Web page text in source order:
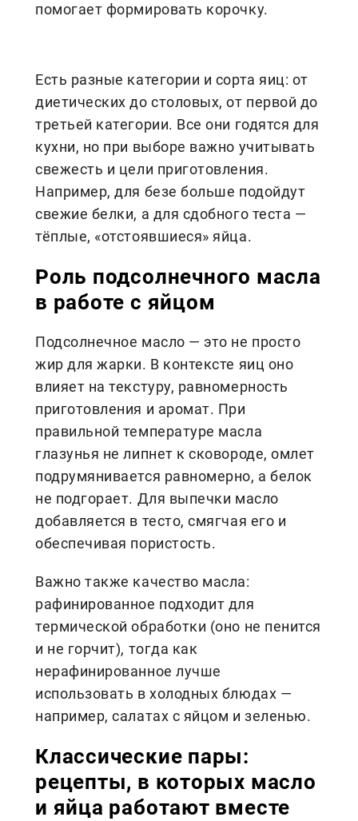
помогает формировать корочку.
Есть разные категории и сорта яиц: от
диетических до столовых, от первой до
третьей категории. Все они годятся для
кухни, но при выборе важно учитывать
свежесть и цели приготовления.
Например, для безе больше подойдут
свежие белки, а для сдобного теста —
тёплые, «отстоявшиеся» яйца.
Роль подсолнечного масла
в работе с яйцом
Подсолнечное масло — это не просто
жир для жарки. В контексте яиц оно
влияет на текстуру, равномерность
приготовления и аромат. При
правильной температуре масла
глазунья не липнет к сковороде, омлет
подрумянивается равномерно, а белок
не подгорает. Для выпечки масло
добавляется в тесто, смягчая его и
обеспечивая пористость.
Важно также качество масла:
рафинированное подходит для
термической обработки (оно не пенится
и не горчит), тогда как
нерафинированное лучше
использовать в холодных блюдах —
например, салатах с яйцом и зеленью.
Классические пары:
рецепты, в которых масло
и яйца работают вместе